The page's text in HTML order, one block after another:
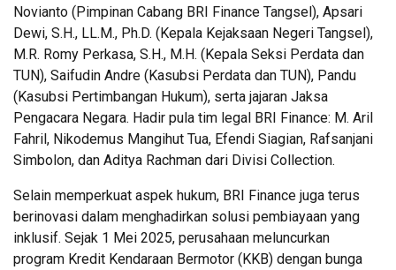
Novianto (Pimpinan Cabang BRI Finance Tangsel), Apsari
Dewi, S.H., LL.M., Ph.D. (Kepala Kejaksaan Negeri Tangsel),
M.R. Romy Perkasa, S.H., M.H. (Kepala Seksi Perdata dan
TUN), Saifudin Andre (Kasubsi Perdata dan TUN), Pandu
(Kasubsi Pertimbangan Hukum), serta jajaran Jaksa
Pengacara Negara. Hadir pula tim legal BRI Finance: M. Aril
Fahril, Nikodemus Mangihut Tua, Efendi Siagian, Rafsanjani
Simbolon, dan Aditya Rachman dari Divisi Collection.
Selain memperkuat aspek hukum, BRI Finance juga terus
berinovasi dalam menghadirkan solusi pembiayaan yang
inklusif. Sejak 1 Mei 2025, perusahaan meluncurkan
program Kredit Kendaraan Bermotor (KKB) dengan bunga